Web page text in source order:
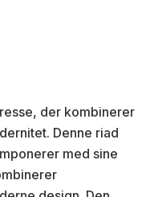
der kombinerer
Denne riad
med sine